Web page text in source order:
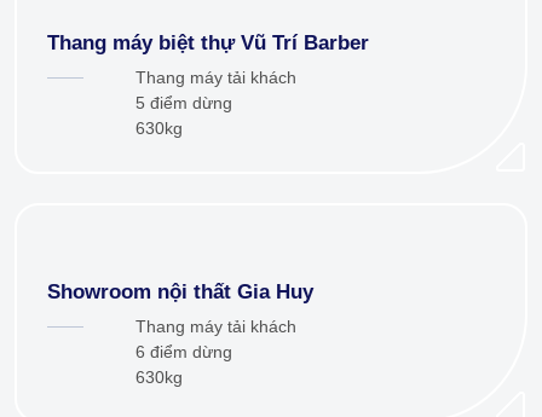
Thang máy biệt thự Vũ Trí Barber
Thang máy tải khách
5 điểm dừng
630kg
Showroom nội thất Gia Huy
Thang máy tải khách
6 điểm dừng
630kg